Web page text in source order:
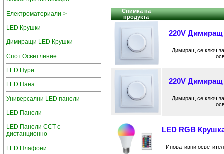
Електроматериали->
LED Крушки
Димиращи LED Крушки
Спот Осветление
LED Пури
LED Пана
Универсални LED панели
LED Панели
LED Панели CCT с
дистанционно
LED Плафони
Снимка на
продукта
220V Димиращ
Димиращ се ключ
220V Димиращ
Димиращ се ключ
LED RGB
Иновативни